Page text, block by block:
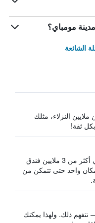
مومباي؟
الشائعة
النزلاء، مثلك
ثقة!
يبحث HotelsCombined في أكثر من 3 ملايين فندق
واحد حتى تتمكن من
نتفهم ذلك. ولهذا يمكنك